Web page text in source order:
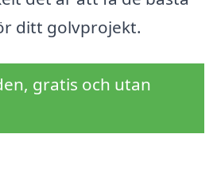
ditt golvprojekt.
gratis och utan